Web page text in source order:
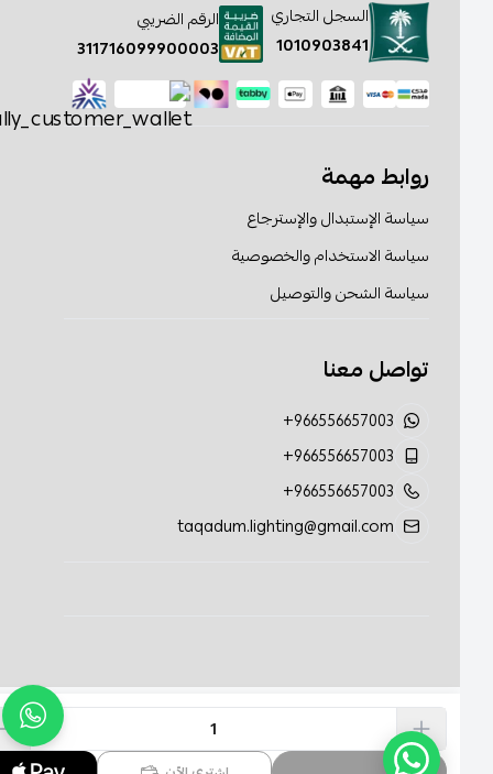
السجل التجاري
1010903841
الرقم الضريبي
311716099900003
روابط مهمة
سياسة الإستبدال والإسترجاع
سياسة الاستخدام والخصوصية
سياسة الشحن والتوصيل
تواصل معنا
+966556657003
+966556657003
+966556657003
taqadum.lighting@gmail.com
الحقوق محفوظة | 2026 تقدم الإضاءة